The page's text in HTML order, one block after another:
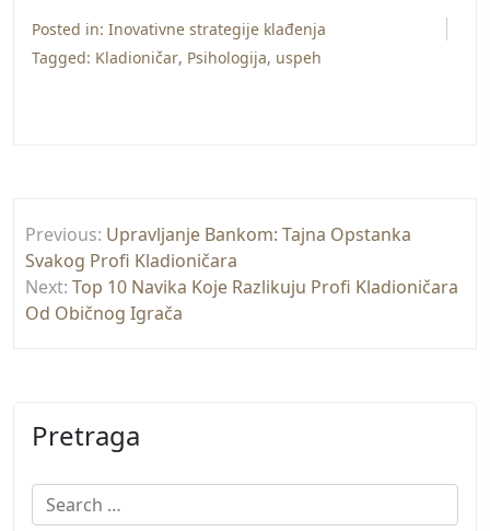
Posted in: Inovativne strategije klađenja
Tagged: Kladioničar, Psihologija, uspeh
navigation
Previous: Upravljanje Bankom: Tajna Opstanka
Svakog Profi Kladioničara
Next: Top 10 Navika Koje Razlikuju Profi Kladioničara
Od Običnog Igrača
Pretraga
Search
for: